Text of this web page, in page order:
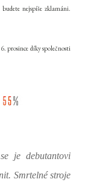
nejspíše zklamáni.
prosince díky společnosti
je debutantovi
Smrtelné stroje